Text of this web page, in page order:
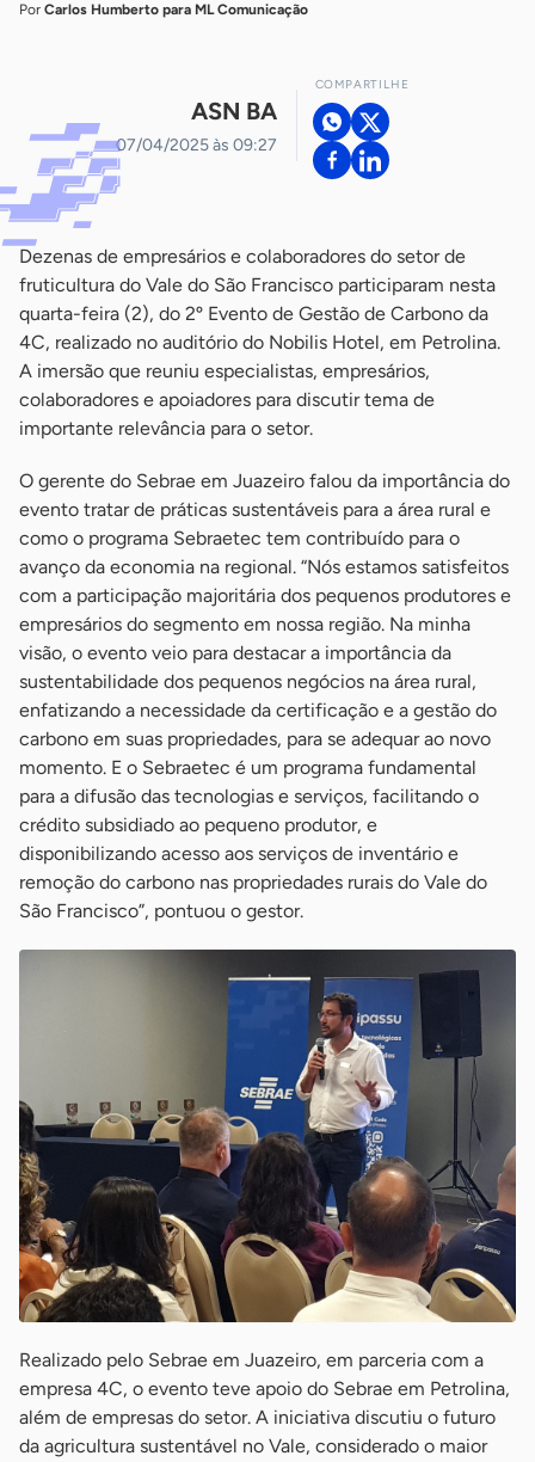
Por Carlos Humberto para ML Comunicação
ASN BA
07/04/2025 às 09:27
COMPARTILHE
Dezenas de empresários e colaboradores do setor de
fruticultura do Vale do São Francisco participaram nesta
quarta-feira (2), do 2º Evento de Gestão de Carbono da
4C, realizado no auditório do Nobilis Hotel, em Petrolina.
A imersão que reuniu especialistas, empresários,
colaboradores e apoiadores para discutir tema de
importante relevância para o setor.
O gerente do Sebrae em Juazeiro falou da importância do
evento tratar de práticas sustentáveis para a área rural e
como o programa Sebraetec tem contribuído para o
avanço da economia na regional. “Nós estamos satisfeitos
com a participação majoritária dos pequenos produtores e
empresários do segmento em nossa região. Na minha
visão, o evento veio para destacar a importância da
sustentabilidade dos pequenos negócios na área rural,
enfatizando a necessidade da certificação e a gestão do
carbono em suas propriedades, para se adequar ao novo
momento. E o Sebraetec é um programa fundamental
para a difusão das tecnologias e serviços, facilitando o
crédito subsidiado ao pequeno produtor, e
disponibilizando acesso aos serviços de inventário e
remoção do carbono nas propriedades rurais do Vale do
São Francisco”, pontuou o gestor.
Realizado pelo Sebrae em Juazeiro, em parceria com a
empresa 4C, o evento teve apoio do Sebrae em Petrolina,
além de empresas do setor. A iniciativa discutiu o futuro
da agricultura sustentável no Vale, considerado o maior